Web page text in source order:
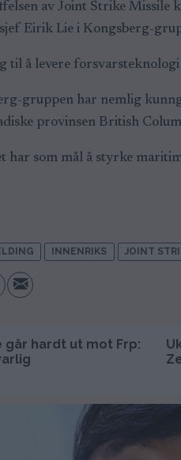
av Joint Strike Missile
Eirik Lie i Kongsberg-
til å levere
gruppen har nemlig
provinsen British
har som mål å styrke
INNENRIKS JOINT
går hardt ut mot Frp: